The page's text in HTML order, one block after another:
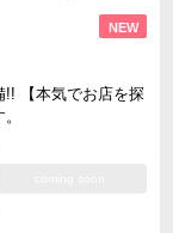
!! 【本気でお店を探
NEW